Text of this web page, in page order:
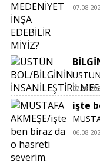
işte